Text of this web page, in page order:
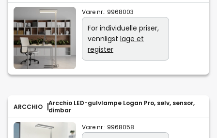
Vare nr.: 9968003
For individuelle priser,
vennligst lage et
register
ARCCHIO
Arcchio LED-gulvlampe Logan Pro, sølv, sensor,
dimbar
Vare nr.: 9968058